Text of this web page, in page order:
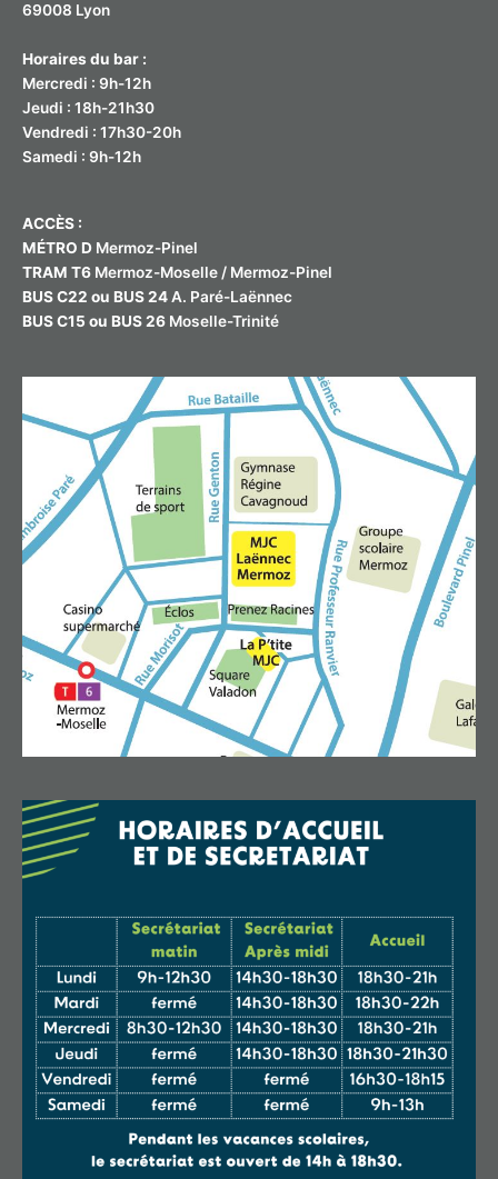
69008 Lyon
Horaires du bar :
Mercredi : 9h-12h
Jeudi : 18h-21h30
Vendredi : 17h30-20h
Samedi : 9h-12h
ACCÈS :
MÉTRO D Mermoz-Pinel
TRAM T6 Mermoz-Moselle / Mermoz-Pinel
BUS C22 ou BUS 24A. Paré-Laënnec
BUS C15 ou BUS 26 Moselle-Trinité